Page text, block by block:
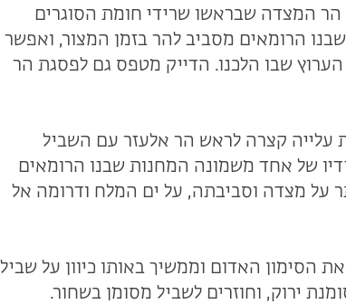
הר המצדה שבראשו שרידי חומת הסוגרים
הרומאים מסביב להר בזמן המצור, ואפשר
שבו הלכנו. הדייק מטפס גם לפסגת הר
עלייה קצרה לראש הר אלעזר עם השביל
של אחד משמונה המחנות שבנו הרומאים
על מצדה וסביבתה, על ים המלח ודרומה אל
הסימון האדום וממשיך באותו כיוון על שביל
ירוק, וחוזרים לשביל מסומן בשחור.